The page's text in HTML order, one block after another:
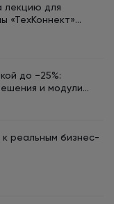
лекцию для
«ТехКоннект»
до −25%:
и модули
реальным бизнес-